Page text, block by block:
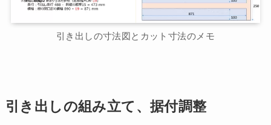
引き出しの寸法図とカット寸法のメモ
引き出しの組み立て、据付調整